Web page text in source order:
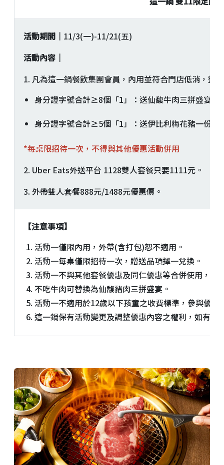
活動期間｜ 11/3(一)-11/21(五)
活動內容｜
1. 凡為這一鍋餐飲集團會員，內用並符合門店低消，整
身分證字號合計≥8個「1」：送仙馥牛肉三拼盛宴一
身分證字號合計≥5個「1」：送伊比利梅花豬一份(
*每桌限招待一次，不得與其他優惠活動併用
2. Uber Eats外送平台 1128雙人套餐只要1111元。
3. 外帶雙人套餐888元/1488元優惠價。
【注意事項】
活動一僅限內用，外帶(含打包)恕不適用。
活動一每桌僅限招待一次，贈送品項擇一兌換。
活動一不與其他套餐優惠及同仁優惠等合併使用，
不吃牛肉可替換為仙馥豬肉三拼盛宴。
活動一不適用於12歲以下孩童之收費標準，參與優
這一鍋保有活動變更及調整優惠內容之權利，如有變